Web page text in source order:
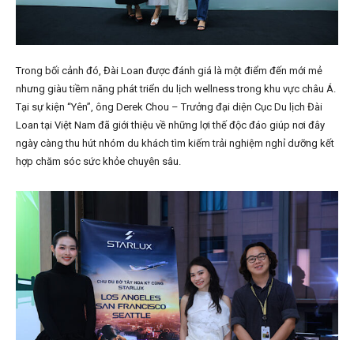
Trong bối cảnh đó, Đài Loan được đánh giá là một điểm đến mới mẻ
nhưng giàu tiềm năng phát triển du lịch wellness trong khu vực châu Á.
Tại sự kiện “Yên”, ông Derek Chou – Trưởng đại diện Cục Du lịch Đài
Loan tại Việt Nam đã giới thiệu về những lợi thế độc đáo giúp nơi đây
ngày càng thu hút nhóm du khách tìm kiếm trải nghiệm nghỉ dưỡng kết
hợp chăm sóc sức khỏe chuyên sâu.